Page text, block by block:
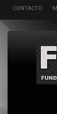
CONTACTO